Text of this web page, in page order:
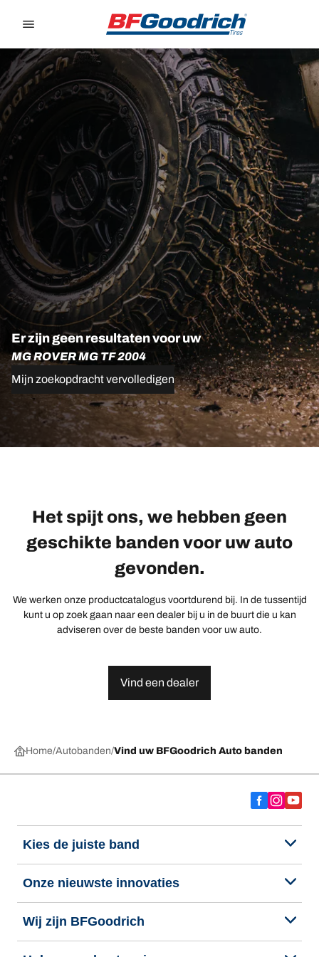
Er zijn geen resultaten voor uw
MG ROVER MG TF 2004
Mijn zoekopdracht vervolledigen
Het spijt ons, we hebben geen
geschikte banden voor uw auto
gevonden.
We werken onze productcatalogus voortdurend bij. In de tussentijd
kunt u op zoek gaan naar een dealer bij u in de buurt die u kan
adviseren over de beste banden voor uw auto.
Vind een dealer
Home Autobanden Vind uw BFGoodrich Auto banden
Kies de juiste band
Onze nieuwste innovaties
Wij zijn BFGoodrich